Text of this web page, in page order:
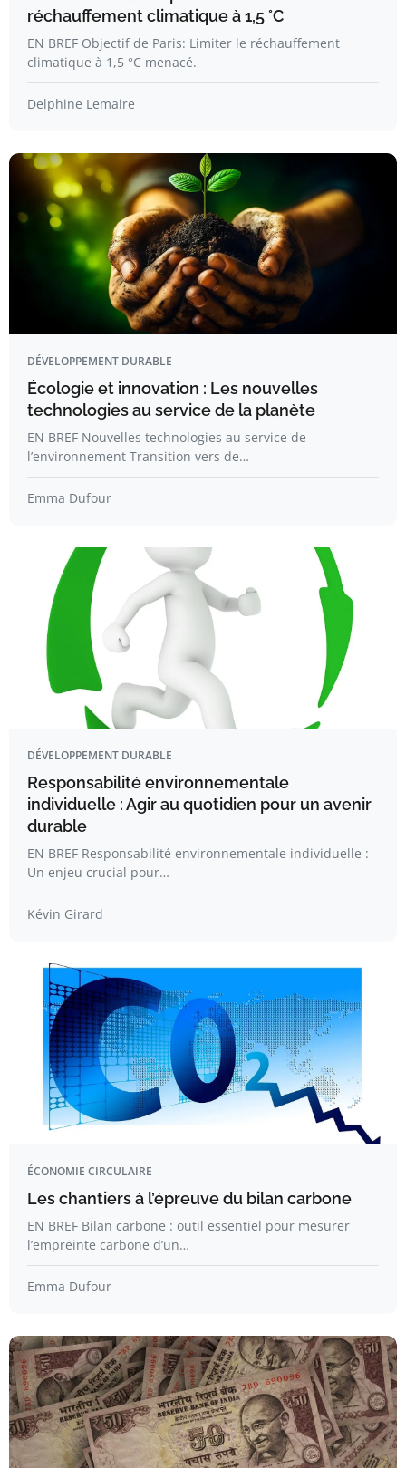
réchauffement climatique à 1,5 °C
EN BREF Objectif de Paris: Limiter le réchauffement
climatique à 1,5 °C menacé.
Delphine Lemaire
DÉVELOPPEMENT DURABLE
Écologie et innovation : Les nouvelles
technologies au service de la planète
EN BREF Nouvelles technologies au service de
l’environnement Transition vers de…
Emma Dufour
DÉVELOPPEMENT DURABLE
Responsabilité environnementale
individuelle : Agir au quotidien pour un avenir
durable
EN BREF Responsabilité environnementale individuelle :
Un enjeu crucial pour…
Kévin Girard
ÉCONOMIE CIRCULAIRE
Les chantiers à l’épreuve du bilan carbone
EN BREF Bilan carbone : outil essentiel pour mesurer
l’empreinte carbone d’un…
Emma Dufour